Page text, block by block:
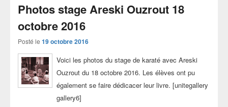
Photos stage Areski Ouzrout 18
octobre 2016
Posté le 19 octobre 2016
Voici les photos du stage de karaté avec Areski
Ouzrout du 18 octobre 2016. Les élèves ont pu
également se faire dédicacer leur livre. [unitegallery
gallery6]